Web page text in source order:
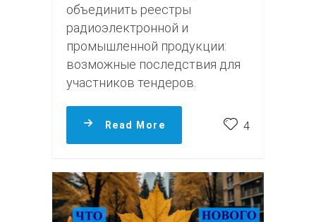
объединить реестры
радиоэлектронной и
промышленной продукции:
возможные последствия для
участников тендеров.
Read More 4